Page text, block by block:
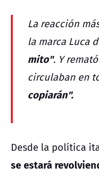
La reacción
la marca Luca
mito". Y
circulaban en
copiarán".
Desde la política
se estará